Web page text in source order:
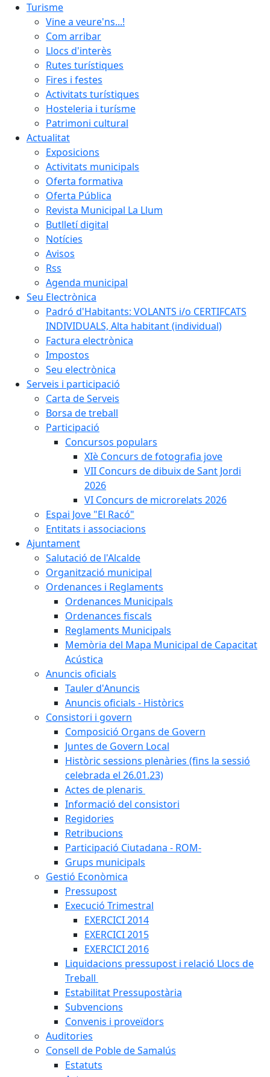
Turisme
Vine a veure'ns...!
Com arribar
Llocs d'interès
Rutes turístiques
Fires i festes
Activitats turístiques
Hosteleria i turísme
Patrimoni cultural
Actualitat
Exposicions
Activitats municipals
Oferta formativa
Oferta Pública
Revista Municipal La Llum
Butlletí digital
Notícies
Avisos
Rss
Agenda municipal
Seu Electrònica
Padró d'Habitants: VOLANTS i/o CERTIFCATS
INDIVIDUALS, Alta habitant (individual)
Factura electrònica
Impostos
Seu electrònica
Serveis i participació
Carta de Serveis
Borsa de treball
Participació
Concursos populars
XIè Concurs de fotografia jove
VII Concurs de dibuix de Sant Jordi
2026
VI Concurs de microrelats 2026
Espai Jove "El Racó"
Entitats i associacions
Ajuntament
Salutació de l'Alcalde
Organització municipal
Ordenances i Reglaments
Ordenances Municipals
Ordenances fiscals
Reglaments Municipals
Memòria del Mapa Municipal de Capacitat
Acústica
Anuncis oficials
Tauler d'Anuncis
Anuncis oficials - Històrics
Consistori i govern
Composició Organs de Govern
Juntes de Govern Local
Històric sessions plenàries (fins la sessió
celebrada el 26.01.23)
Actes de plenaris
Informació del consistori
Regidories
Retribucions
Participació Ciutadana - ROM-
Grups municipals
Gestió Econòmica
Pressupost
Execució Trimestral
EXERCICI 2014
EXERCICI 2015
EXERCICI 2016
Liquidacions pressupost i relació Llocs de
Treball
Estabilitat Pressupostària
Subvencions
Convenis i proveïdors
Auditories
Consell de Poble de Samalús
Estatuts